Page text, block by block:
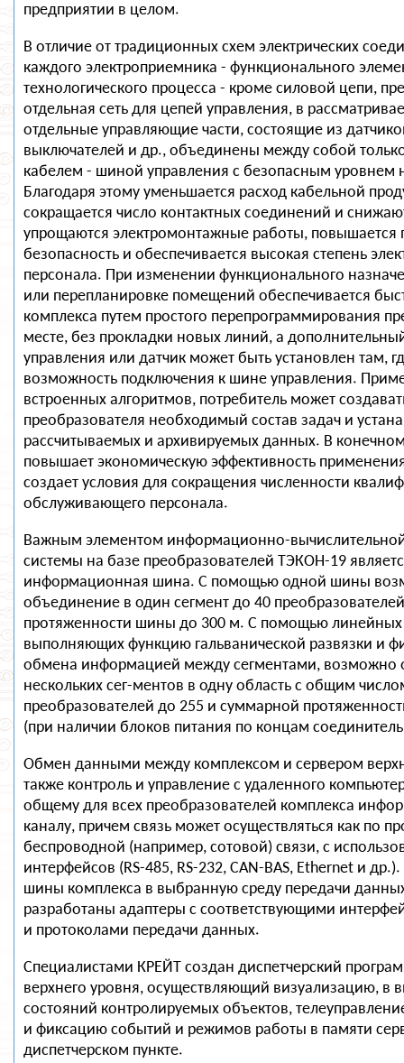
предприятии в целом.
В отличие от традиционных схем электрических
каждого электроприемника - функционального
технологического процесса - кроме силовой цепи,
отдельная сеть для цепей управления, в
отдельные управляющие части, состоящие из
выключателей и др., объединены между собой
кабелем - шиной управления с безопасным уровнем
Благодаря этому уменьшается расход кабельной
сокращается число контактных соединений и
упрощаются электромонтажные работы, повышается
безопасность и обеспечивается высокая степень
персонала. При изменении функционального
или перепланировке помещений обеспечивается
комплекса путем простого перепрограммирования
месте, без прокладки новых линий, а
управления или датчик может быть установлен там,
возможность подключения к шине управления.
встроенных алгоритмов, потребитель может
преобразователя необходимый состав задач и
рассчитываемых и архивируемых данных. В конечном
повышает экономическую эффективность
создает условия для сокращения численности
обслуживающего персонала.
Важным элементом информационно-
системы на базе преобразователей ТЭКОН-19
информационная шина. С помощью одной шины
объединение в один сегмент до 40
протяженности шины до 300 м. С помощью линейных
выполняющих функцию гальванической развязки и
обмена информацией между сегментами, возможно
нескольких сег-ментов в одну область с общим
преобразователей до 255 и суммарной
(при наличии блоков питания по концам
Обмен данными между комплексом и сервером
также контроль и управление с удаленного
общему для всех преобразователей комплекса
каналу, причем связь может осуществляться как по
беспроводной (например, сотовой) связи, с
интерфейсов (RS-485, RS-232, CAN-BAS, Ethernet и
шины комплекса в выбранную среду передачи
разработаны адаптеры с соответствующими
и протоколами передачи данных.
Специалистами КРЕЙТ создан диспетчерский
верхнего уровня, осуществляющий визуализацию, в
состояний контролируемых объектов,
и фиксацию событий и режимов работы в памяти
диспетчерском пункте.